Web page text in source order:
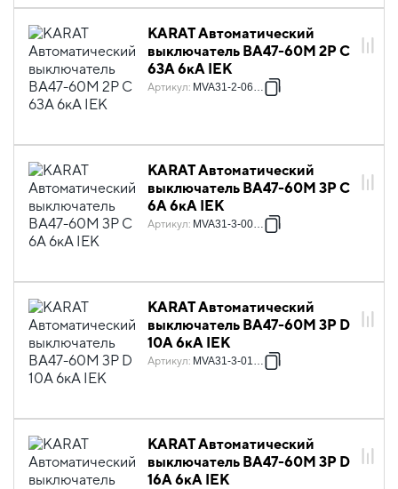
KARAT Автоматический
выключатель ВА47-60M 2P C
63А 6кА IEK
Артикул: MVA31-2-063-C
KARAT Автоматический
выключатель ВА47-60M 3P C
6А 6кА IEK
Артикул: MVA31-3-006-C
KARAT Автоматический
выключатель ВА47-60M 3P D
10А 6кА IEK
Артикул: MVA31-3-010-D
KARAT Автоматический
выключатель ВА47-60M 3P D
16А 6кА IEK